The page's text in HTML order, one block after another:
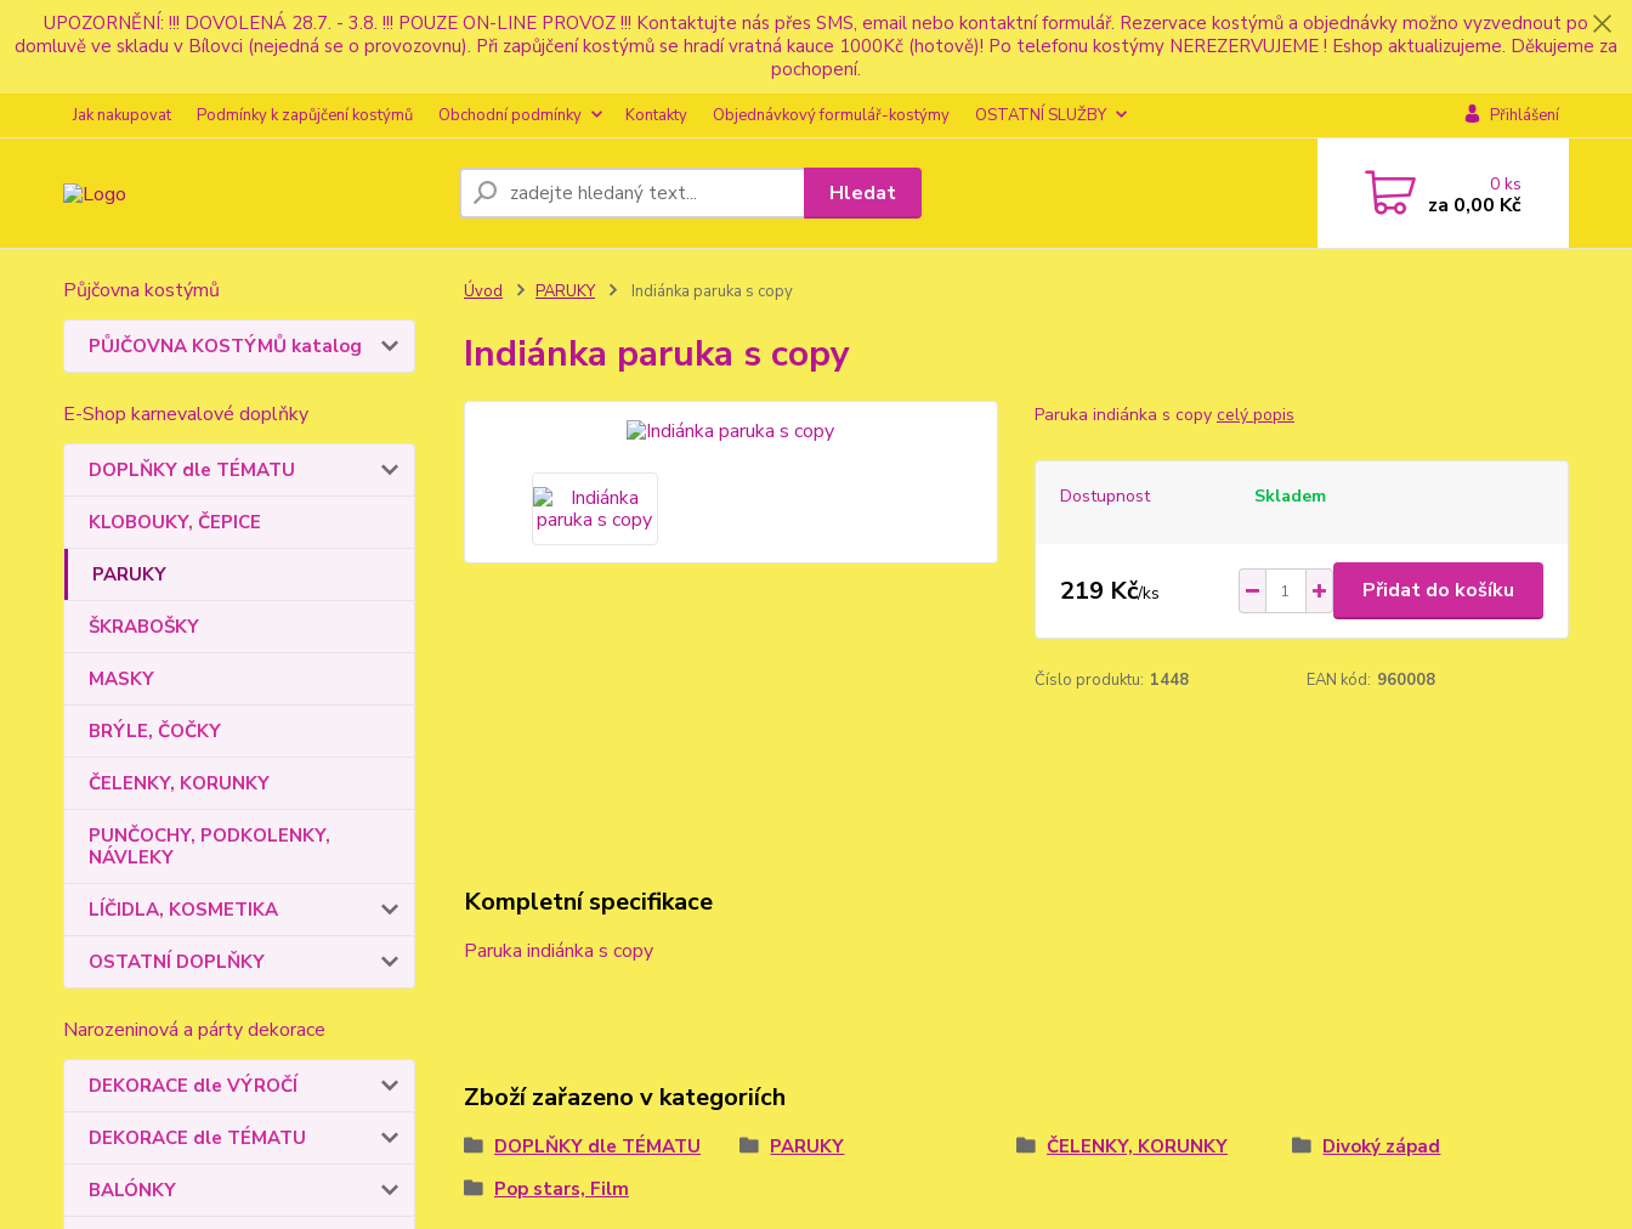
UPOZORNĚNÍ: !!! DOVOLENÁ 28.7. - 3.8. !!! POUZE ON-LINE PROVOZ !!! Kontaktujte nás přes SMS, email nebo kontaktní formulář. Rezervace kostýmů a objednávky možno vyzvednout po
domluvě ve skladu v Bílovci (nejedná se o provozovnu). Při zapůjčení kostýmů se hradí vratná kauce 1000Kč (hotově)! Po telefonu kostýmy NEREZERVUJEME ! Eshop aktualizujeme. Děkujeme za
pochopení.
Jak nakupovat Podmínky k zapůjčení kostýmů Obchodní podmínky Kontakty Objednávkový formulář-kostýmy OSTATNÍ SLUŽBY Přihlášení
Hledat 0ks
za 0,00 Kč
Půjčovna kostýmů
PŮJČOVNA KOSTÝMŮ katalog
E-Shop karnevalové doplňky
DOPLŇKY dle TÉMATU
KLOBOUKY, ČEPICE
PARUKY
ŠKRABOŠKY
MASKY
BRÝLE, ČOČKY
ČELENKY, KORUNKY
PUNČOCHY, PODKOLENKY,
NÁVLEKY
LÍČIDLA, KOSMETIKA
OSTATNÍ DOPLŇKY
Narozeninová a párty dekorace
DEKORACE dle VÝROČÍ
DEKORACE dle TÉMATU
BALÓNKY
Úvod PARUKY Indiánka paruka s copy
Indiánka paruka s copy
Paruka indiánka s copy celý popis
Dostupnost Skladem
219 Kč/ks Přidat do košíku
Číslo produktu: 1448 EAN kód: 960008
Kompletní specifikace
Paruka indiánka s copy
Zboží zařazeno v kategoriích
DOPLŇKY dle TÉMATU PARUKY ČELENKY, KORUNKY
Divoký západ
Pop stars, Film